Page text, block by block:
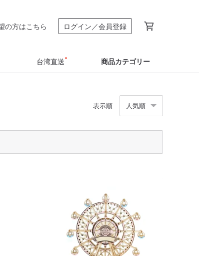
の方はこちら ログイン／会員登録
台湾直送 商品カテゴリー
表示順 人気順